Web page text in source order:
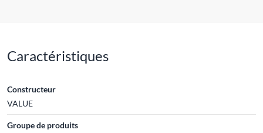
Caractéristiques
Constructeur
VALUE
Groupe de produits